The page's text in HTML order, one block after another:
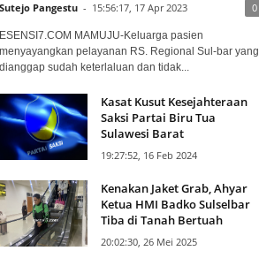
Sutejo Pangestu - 15:56:17, 17 Apr 2023 0
ESENSI7.COM MAMUJU-Keluarga pasien
menyayangkan pelayanan RS. Regional Sul-bar yang
dianggap sudah keterlaluan dan tidak...
Kasat Kusut Kesejahteraan
Saksi Partai Biru Tua
Sulawesi Barat
19:27:52, 16 Feb 2024
Kenakan Jaket Grab, Ahyar
Ketua HMI Badko Sulselbar
Tiba di Tanah Bertuah
20:02:30, 26 Mei 2025